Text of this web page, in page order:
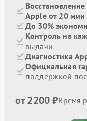
Apple от 20 мин
До 30%
Контроль на
выдачи
Диагностика
Официальная
поддержкой
от 2200 ₽Время